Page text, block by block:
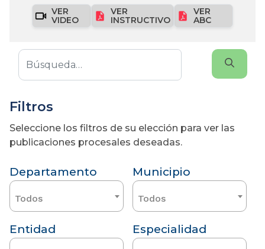
VER
VIDEO
VER
INSTRUCTIVO
VER
ABC
Filtros
Seleccione los filtros de su elección para ver las
publicaciones procesales deseadas.
Departamento
Todos
Municipio
Todos
Entidad Especialidad